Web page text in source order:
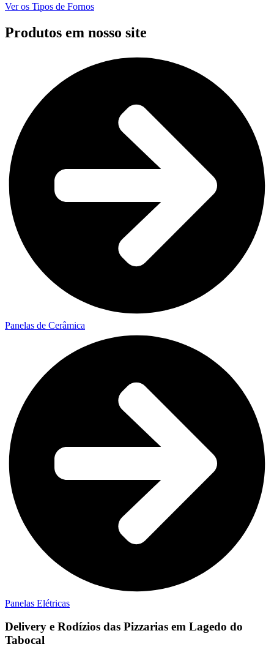
Ver os Tipos de Fornos
Produtos em nosso site
Panelas de Cerâmica
Panelas Elétricas
Delivery e Rodízios das Pizzarias em Lagedo do
Tabocal